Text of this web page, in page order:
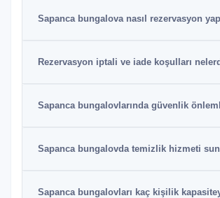
Sapanca bungalova nasıl rezervasyon
Rezervasyon iptali ve iade koşulları
Sapanca bungalovlarında güvenlik
Sapanca bungalovda temizlik hizmeti
Sapanca bungalovları kaç kişilik